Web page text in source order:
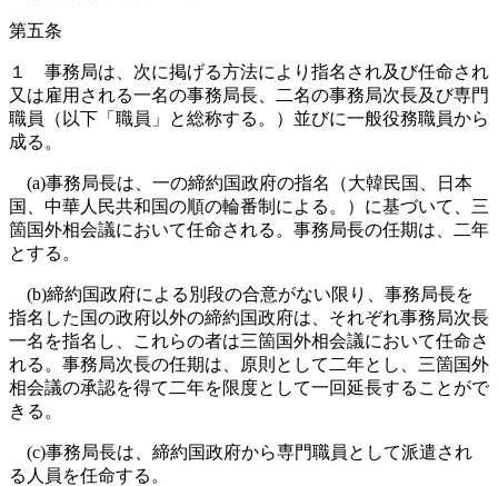
第五条
１ 事務局は、次に掲げる方法により指名され及び任命され
又は雇用される一名の事務局長、二名の事務局次長及び専門
職員（以下「職員」と総称する。）並びに一般役務職員から
成る。
(a)事務局長は、一の締約国政府の指名（大韓民国、日本
国、中華人民共和国の順の輪番制による。）に基づいて、三
箇国外相会議において任命される。事務局長の任期は、二年
とする。
(b)締約国政府による別段の合意がない限り、事務局長を
指名した国の政府以外の締約国政府は、それぞれ事務局次長
一名を指名し、これらの者は三箇国外相会議において任命さ
れる。事務局次長の任期は、原則として二年とし、三箇国外
相会議の承認を得て二年を限度として一回延長することがで
きる。
(c)事務局長は、締約国政府から専門職員として派遣され
る人員を任命する。